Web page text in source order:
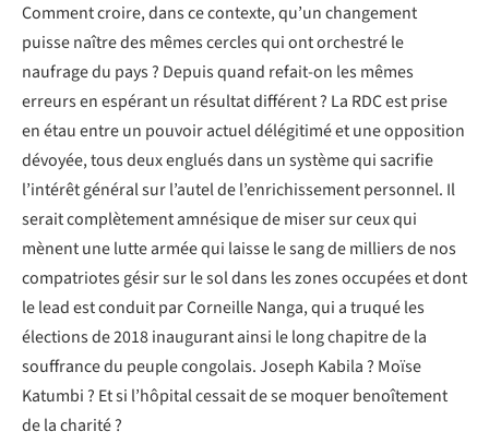
Comment croire, dans ce contexte, qu’un changement
puisse naître des mêmes cercles qui ont orchestré le
naufrage du pays ? Depuis quand refait-on les mêmes
erreurs en espérant un résultat différent ? La RDC est prise
en étau entre un pouvoir actuel délégitimé et une opposition
dévoyée, tous deux englués dans un système qui sacrifie
l’intérêt général sur l’autel de l’enrichissement personnel. Il
serait complètement amnésique de miser sur ceux qui
mènent une lutte armée qui laisse le sang de milliers de nos
compatriotes gésir sur le sol dans les zones occupées et dont
le lead est conduit par Corneille Nanga, qui a truqué les
élections de 2018 inaugurant ainsi le long chapitre de la
souffrance du peuple congolais. Joseph Kabila ? Moïse
Katumbi ? Et si l’hôpital cessait de se moquer benoîtement
de la charité ?